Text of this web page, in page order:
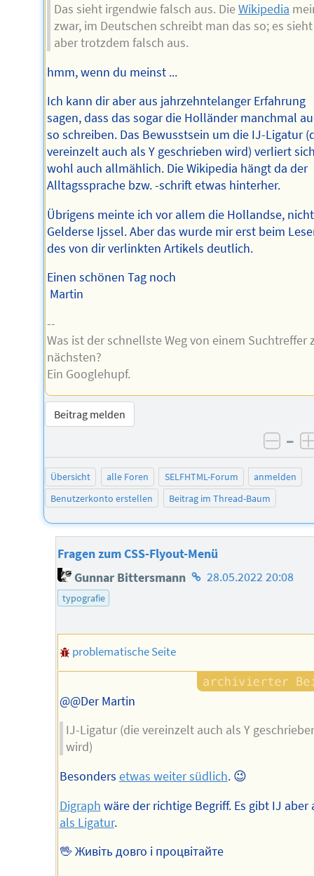
Das sieht irgendwie falsch aus. DieWikipedia
zwar, im Deutschen schreibt man das so; es sieht
aber trotzdem falsch aus.
hmm, wenn du meinst ...
Ich kann dir aber aus jahrzehntelanger Erfahrung
sagen, dass das sogar die Holländer manchmal
so schreiben. Das Bewusstsein um die IJ-Ligatur
vereinzelt auch als Y geschrieben wird) verliert
wohl auch allmählich. Die Wikipedia hängt da der
Alltagssprache bzw. -schrift etwas hinterher.
Übrigens meinte ich vor allem die Hollandse,
Gelderse Ijssel. Aber das wurde mir erst beim
des von dir verlinkten Artikels deutlich.
Einen schönen Tag noch
Martin
--
Was ist der schnellste Weg von einem Suchtreffer
nächsten?
Ein Googlehupf.
Beitrag melden
–
Übersicht alle Foren SELFHTML-Forum
anmelden
Benutzerkonto erstellen
Beitrag im Thread-Baum
Fragen zum CSS-Flyout-Menü
Gunnar Bittersmann Homepage
28.05.2022 20:08
typografie
problematische Seite
@@Der Martin
IJ-Ligatur (die vereinzelt auch als Y
wird)
Besonders etwas weiter südlich. 😉
Digraph wäre der richtige Begriff. Es gibt IJ aber
als Ligatur.
🖖 Живіть довго і процвітайте